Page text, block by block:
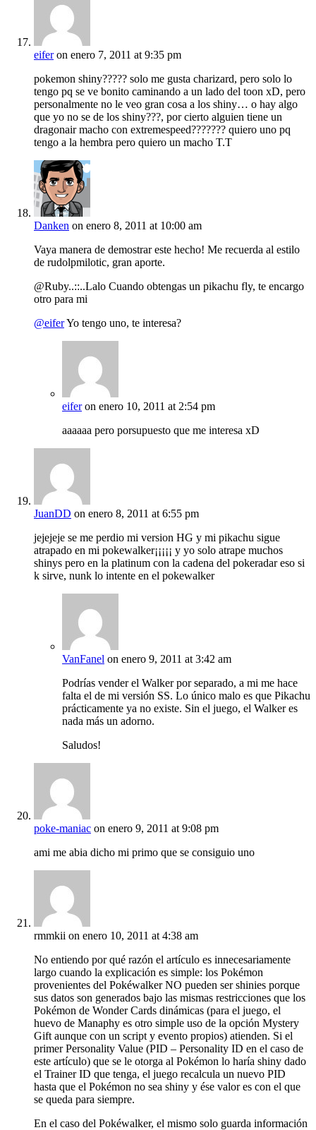
eifer on enero 7, 2011 at 9:35 pm
pokemon shiny????? solo me gusta charizard, pero solo lo
tengo pq se ve bonito caminando a un lado del toon xD, pero
personalmente no le veo gran cosa a los shiny… o hay algo
que yo no se de los shiny???, por cierto alguien tiene un
dragonair macho con extremespeed??????? quiero uno pq
tengo a la hembra pero quiero un macho T.T
Danken on enero 8, 2011 at 10:00 am
Vaya manera de demostrar este hecho! Me recuerda al estilo
de rudolpmilotic, gran aporte.
@Ruby..::..Lalo Cuando obtengas un pikachu fly, te encargo
otro para mi
@eiferYo tengo uno, te interesa?
eifer on enero 10, 2011 at 2:54 pm
aaaaaa pero porsupuesto que me interesa xD
JuanDD on enero 8, 2011 at 6:55 pm
jejejeje se me perdio mi version HG y mi pikachu sigue
atrapado en mi pokewalker¡¡¡¡¡ y yo solo atrape muchos
shinys pero en la platinum con la cadena del pokeradar eso si
k sirve, nunk lo intente en el pokewalker
VanFanel on enero 9, 2011 at 3:42 am
Podrías vender el Walker por separado, a mi me hace
falta el de mi versión SS. Lo único malo es que Pikachu
prácticamente ya no existe. Sin el juego, el Walker es
nada más un adorno.
Saludos!
poke-maniac on enero 9, 2011 at 9:08 pm
ami me abia dicho mi primo que se consiguio uno
rmmkii on enero 10, 2011 at 4:38 am
No entiendo por qué razón el artículo es innecesariamente
largo cuando la explicación es simple: los Pokémon
provenientes del Pokéwalker NO pueden ser shinies porque
sus datos son generados bajo las mismas restricciones que los
Pokémon de Wonder Cards dinámicas (para el juego, el
huevo de Manaphy es otro simple uso de la opción Mystery
Gift aunque con un script y evento propios) atienden. Si el
primer Personality Value (PID – Personality ID en el caso de
este artículo) que se le otorga al Pokémon lo haría shiny dado
el Trainer ID que tenga, el juego recalcula un nuevo PID
hasta que el Pokémon no sea shiny y ése valor es con el que
se queda para siempre.
En el caso del Pokéwalker, el mismo solo guarda información